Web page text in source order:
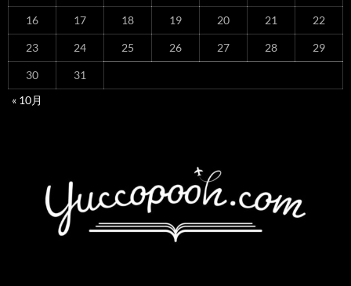
16 17 18 19 20 21 22
23 24 25 26 27 28 29
30
31
« 10月